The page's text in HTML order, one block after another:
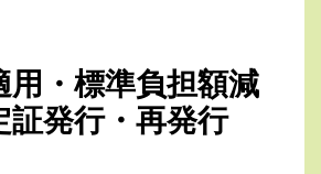
用・標準負担額減
証発行・再発行